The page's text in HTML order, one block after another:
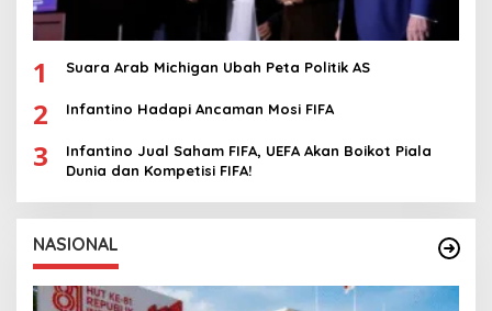
1 Suara Arab Michigan Ubah Peta Politik AS
2 Infantino Hadapi Ancaman Mosi FIFA
3
Infantino Jual Saham FIFA, UEFA Akan Boikot Piala
Dunia dan Kompetisi FIFA!
NASIONAL